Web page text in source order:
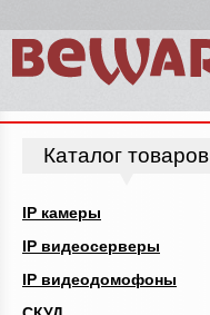
Каталог товаров
IP камеры
IP видеосерверы
IP видеодомофоны